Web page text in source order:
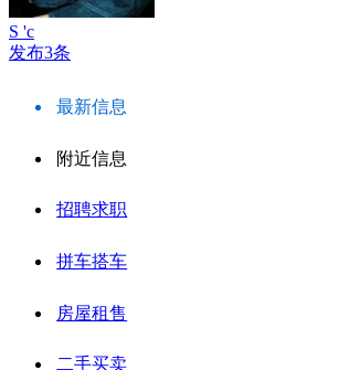
S 'c
发布3条
最新信息
附近信息
招聘求职
拼车搭车
房屋租售
二手买卖